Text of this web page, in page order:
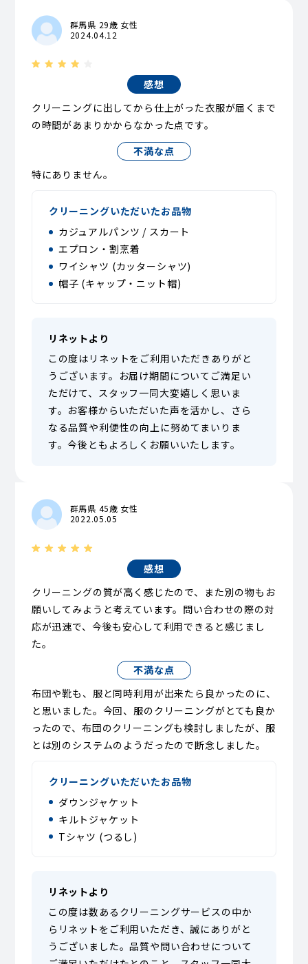
群馬県 29歳 女性
2024.04.12
感想
クリーニングに出してから仕上がった衣服が届くまで
の時間があまりかからなかった点です。
不満な点
特にありません。
クリーニングいただいたお品物
カジュアルパンツ / スカート
エプロン・割烹着
ワイシャツ (カッターシャツ)
帽子 (キャップ・ニット帽)
リネットより
この度はリネットをご利用いただきありがと
うございます。お届け期間についてご満足い
ただけて、スタッフ一同大変嬉しく思いま
す。お客様からいただいた声を活かし、さら
なる品質や利便性の向上に努めてまいりま
す。今後ともよろしくお願いいたします。
群馬県 45歳 女性
2022.05.05
感想
クリーニングの質が高く感じたので、また別の物もお
願いしてみようと考えています。問い合わせの際の対
応が迅速で、今後も安心して利用できると感じまし
た。
不満な点
布団や靴も、服と同時利用が出来たら良かったのに、
と思いました。今回、服のクリーニングがとても良か
ったので、布団のクリーニングも検討しましたが、服
とは別のシステムのようだったので断念しました。
クリーニングいただいたお品物
ダウンジャケット
キルトジャケット
Tシャツ (つるし)
リネットより
この度は数あるクリーニングサービスの中か
らリネットをご利用いただき、誠にありがと
うございました。品質や問い合わせについて